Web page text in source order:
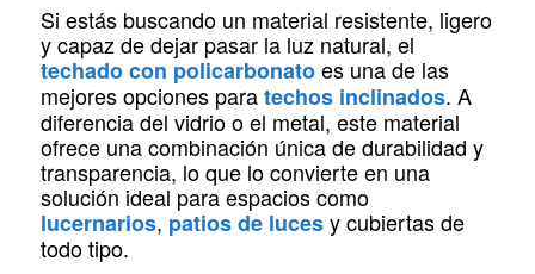
Si estás buscando un material resistente, ligero
y capaz de dejar pasar la luz natural, el
techado con policarbonatoes una de las
mejores opciones paratechos inclinados. A
diferencia del vidrio o el metal, este material
ofrece una combinación única de durabilidad y
transparencia, lo que lo convierte en una
solución ideal para espacios como
lucernarios, patios de lucesy cubiertas de
todo tipo.